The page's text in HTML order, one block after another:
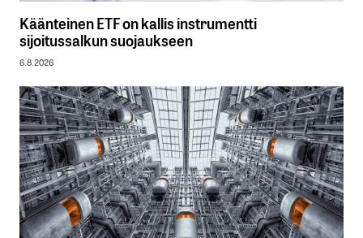
Käänteinen ETF on kallis instrumentti
sijoitussalkun suojaukseen
6.8.2026